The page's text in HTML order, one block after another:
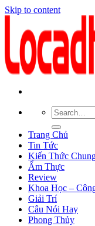
Skip to content
Trang Chủ
Tin Tức
Kiến Thức
Ẩm Thực
Review
Khoa Học –
Giải Trí
Câu Nói Hay
Phong Thủy